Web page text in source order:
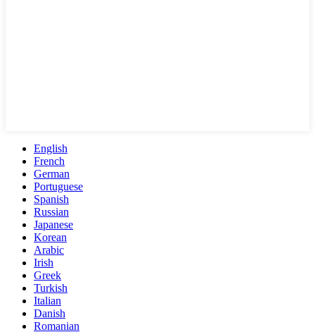
English
French
German
Portuguese
Spanish
Russian
Japanese
Korean
Arabic
Irish
Greek
Turkish
Italian
Danish
Romanian